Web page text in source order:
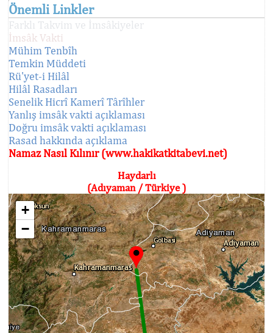
Önemli Linkler
Farklı Takvim ve İmsâkiyeler
İmsâk Vakti
Mühim Tenbîh
Temkin Müddeti
Rü'yet-i Hilâl
Hilâl Rasadları
Senelik Hicrî Kamerî Târîhler
Yanlış imsâk vakti açıklaması
Doğru imsâk vakti açıklaması
Rasad hakkında açıklama
Namaz Nasıl Kılınır (www.hakikatkitabevi.net)
Haydarlı
(Adıyaman / Türkiye )
+
−